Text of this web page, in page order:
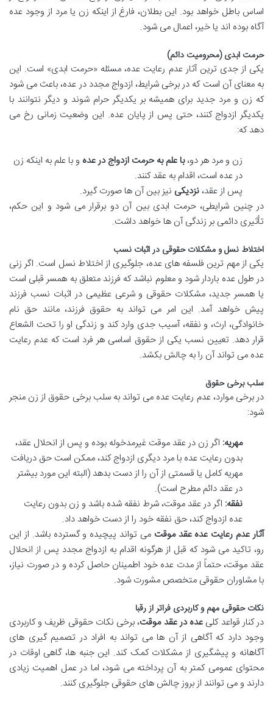
اساس باطل خواهد بود. این بطلان، فارغ از اینکه زن یا مرد از وجود عده
آگاه بوده اند یا خیر، اعمال می شود.
حرمت ابدی (محرومیت دائم)
یکی از جدی ترین آثار عدم رعایت عده، مسئله «حرمت ابدی» است. این
به معنای آن است که در برخی شرایط، ازدواج مجدد در عده، باعث می شود
که زن و مرد جدید برای همیشه بر یکدیگر حرام شوند و دیگر نتوانند با
یکدیگر ازدواج کنند، حتی پس از پایان عده. این وضعیت زمانی رخ می
دهد که:
زن و مرد هر دو،با علم به حرمت ازدواج در عده و با علم به اینکه زن
در عده است، اقدام به عقد کنند.
پس از عقد، نزدیکی نیز بین آن ها صورت گیرد.
در چنین شرایطی، حرمت ابدی بین آن دو برقرار می شود و این حکم،
تأثیری دائمی بر زندگی آن ها خواهد داشت.
اختلاط نسل و مشکلات حقوقی در اثبات نسب
یکی از مهم ترین فلسفه های عده، جلوگیری از اختلاط نسل است. اگر زنی
در طول عده باردار شود و معلوم نباشد که فرزند متعلق به همسر قبلی است
یا همسر جدید، مشکلات حقوقی و شرعی عظیمی در اثبات نسب فرزند
پیش خواهد آمد. این امر می تواند به حقوق فرزند، مانند حق نام
خانوادگی، ارث، و نفقه، آسیب جدی وارد کند و زندگی او را تحت الشعاع
قرار دهد. تعیین نسب یکی از حقوق اساسی هر فرد است که عدم رعایت
عده می تواند آن را به چالش بکشد.
سلب برخی حقوق
در برخی موارد، عدم رعایت عده می تواند به سلب برخی حقوق از زن منجر
شود:
مهریه: اگر زن در عقد موقت غیرمدخوله بوده و پس از انحلال عقد،
بدون رعایت عده با مرد دیگری ازدواج کند، ممکن است حق دریافت
مهریه کامل یا قسمتی از آن را از دست بدهد (البته این مورد بیشتر
در عقد دائم مطرح است).
نفقه: اگر در عقد موقت، شرط نفقه شده باشد و زن بدون رعایت
عده ازدواج کند، حق نفقه خود را از دست خواهد داد.
آثار عدم رعایت عده عقد موقت می تواند پیچیده و گسترده باشد. از این
رو، تاکید می شود که قبل از هرگونه اقدام به ازدواج مجدد پس از انحلال
عقد موقت، حتماً از مدت عده خود اطمینان حاصل کرده و در صورت نیاز،
با مشاوران حقوقی متخصص مشورت شود.
نکات حقوقی مهم و کاربردی فراتر از رقبا
در کنار قواعد کلی عده در عقد موقت، برخی نکات حقوقی ظریف و کاربردی
وجود دارد که آگاهی از آن ها می تواند به افراد در تصمیم گیری های
آگاهانه و پیشگیری از مشکلات کمک کند. این جنبه ها، گاهی اوقات در
محتوای عمومی کمتر به آن پرداخته می شود، اما در عمل اهمیت زیادی
دارند و می توانند از بروز چالش های حقوقی جلوگیری کنند.